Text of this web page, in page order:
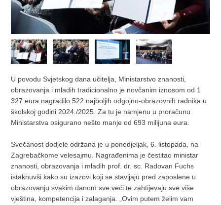
U povodu Svjetskog dana učitelja, Ministarstvo znanosti,
obrazovanja i mladih tradicionalno je novčanim iznosom od 1
327 eura nagradilo 522 najboljih odgojno-obrazovnih radnika u
školskoj godini 2024./2025. Za tu je namjenu u proračunu
Ministarstva osigurano nešto manje od 693 milijuna eura.
Svečanost dodjele održana je u ponedjeljak, 6. listopada, na
Zagrebačkome velesajmu. Nagrađenima je čestitao ministar
znanosti, obrazovanja i mladih prof. dr. sc. Radovan Fuchs
istaknuvši kako su izazovi koji se stavljaju pred zaposlene u
obrazovanju svakim danom sve veći te zahtijevaju sve više
vještina, kompetencija i zalaganja. „Ovim putem želim vam